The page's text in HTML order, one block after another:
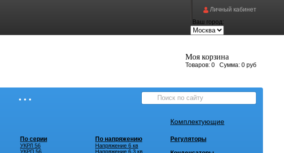
Личный кабинет
Ваш город:
Моя корзина
Товаров: 0 Сумма: 0 руб
• • •
По серии
УКРЛ 56
УКРП 56
По напряжению
Напряжение 6 кв
Напряжение 6,3 кв
Комплектующие
Регуляторы